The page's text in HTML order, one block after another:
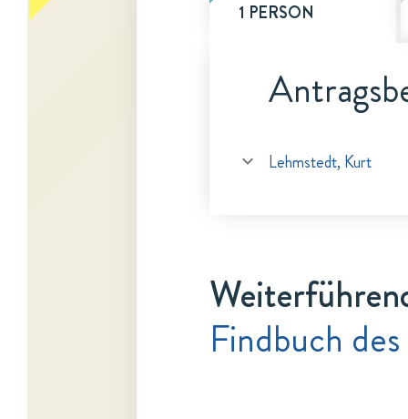
1 PERSON
Lehmstedt, Kurt
Findbuch